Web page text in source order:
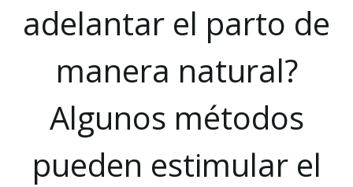
adelantar el parto de
manera natural?
Algunos métodos
pueden estimular el